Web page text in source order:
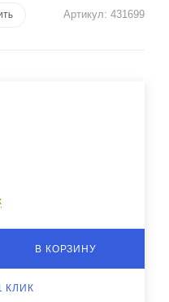
Артикул: 431699
В КОРЗИНУ
КЛИК